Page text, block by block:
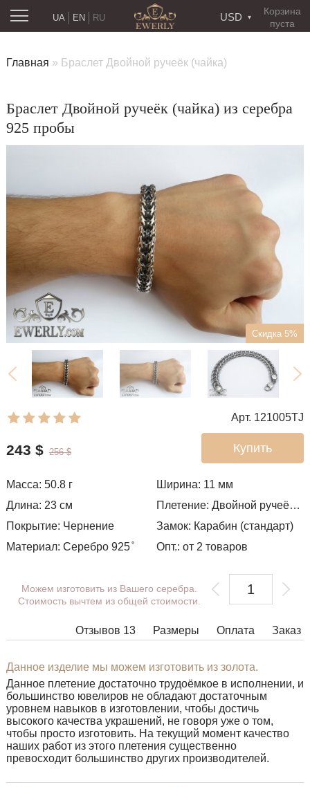
Корзина
пуста
USD
RU
UA EN
Главная » Браслет Двойной ручеёк (чайка)
Браслет Двойной ручеёк (чайка) из серебра
925 пробы
Скидка 5%
Арт. 121005TJ
Купить
243 $ 256 $
Масса: 50.8 г Ширина: 11 мм
Длина: 23 см
Плетение:Двойной ручеёк (чайка)
Покрытие: Чернение
Замок: Карабин (стандарт)
Материал: Серебро 925 ̊
Опт.: от 2 товаров
Можем изготовить из Вашего серебра.
Стоимость вычтем из общей стоимости.
Отзывов 13 Заказ
Оплата
Размеры
Данное изделие мы можем изготовить из золота.
Данное плетение достаточно трудоёмкое в исполнении, и
большинство ювелиров не обладают достаточным
уровнем навыков в изготовлении, чтобы достичь
высокого качества украшений, не говоря уже о том,
чтобы просто изготовить. На текущий момент качество
наших работ из этого плетения существенно
превосходит большинство других производителей.